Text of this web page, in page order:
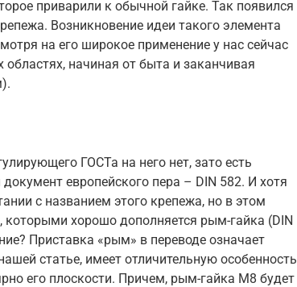
приварили к обычной гайке. Так появился
Возникновение идеи такого элемента
на его широкое применение у нас сейчас
начиная от быта и заканчивая
ГОСТа на него нет, зато есть
европейского пера – DIN 582. И хотя
с названием этого крепежа, но в этом
хорошо дополняется рым-гайка (DIN
Приставка «рым» в переводе означает
статье, имеет отличительную особенность
его плоскости. Причем, рым-гайка М8 будет